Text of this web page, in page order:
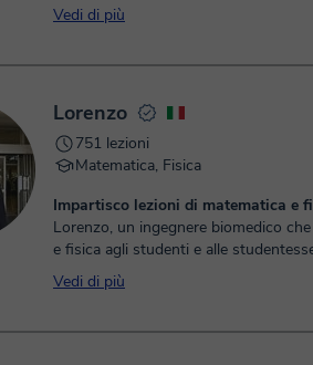
Vedi di più
Lorenzo
751 lezioni
Matematica, Fisica
Impartisco lezioni di matematica e
Lorenzo, un ingegnere biomedico
e fisica agli studenti e alle
Vedi di più